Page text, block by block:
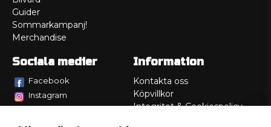
Guider
Sommarkampanj!
Merchandise
Sociala medier
Facebook
Instagram
Information
Kontakta oss
Köpvillkor
Integritet & Cookiespolicy